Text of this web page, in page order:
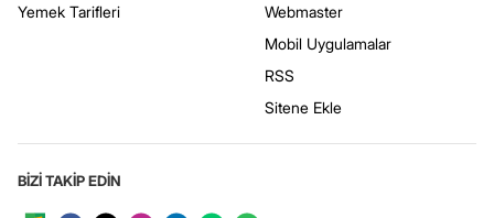
Yemek Tarifleri
Webmaster
Mobil Uygulamalar
RSS
Sitene Ekle
BİZİ TAKİP EDİN